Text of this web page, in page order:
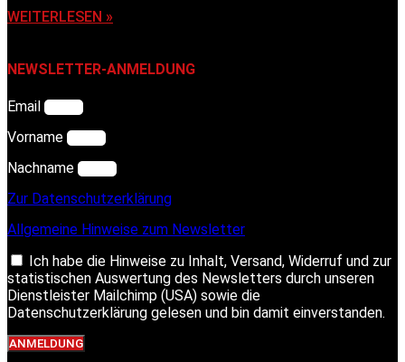
WEITERLESEN »
NEWSLETTER-ANMELDUNG
Email
Vorname
Nachname
Zur Datenschutzerklärung
Allgemeine Hinweise zum Newsletter
Ich habe die Hinweise zu Inhalt, Versand, Widerruf und zur
statistischen Auswertung des Newsletters durch unseren
Dienstleister Mailchimp (USA) sowie die
Datenschutzerklärung gelesen und bin damit einverstanden.
ANMELDUNG